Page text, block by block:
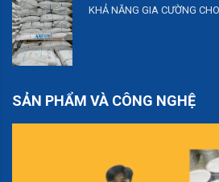
KHẢ NĂNG GIA CƯỜNG
SẢN PHẨM VÀ CÔNG NGHỆ